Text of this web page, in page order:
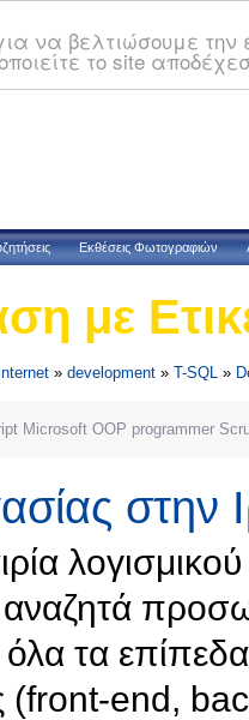
να βελτιώσουμε
το site
Εκθέσεις Φωτογραφιών
με
Internet » development » T-SQL »
Microsoft OOP programmer
στην
τα
(front-end,